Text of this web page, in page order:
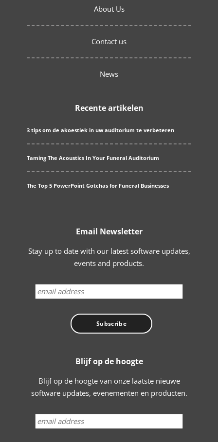
About Us
Contact us
News
Recente artikelen
3 tips om de akoestiek in uw auditorium te verbeteren
Taming The Acoustics In Your Funeral Auditorium
The Top 5 PowerPoint Gotchas for Funeral Businesses
Email Newsletter
Stay up to date with our latest software updates,
events and products.
Blijf op de hoogte
Blijf op de hoogte van onze laatste nieuwe
software updates, evenementen en producten.